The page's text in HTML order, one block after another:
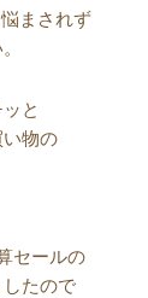
まされず
と
物の
セールの
たので